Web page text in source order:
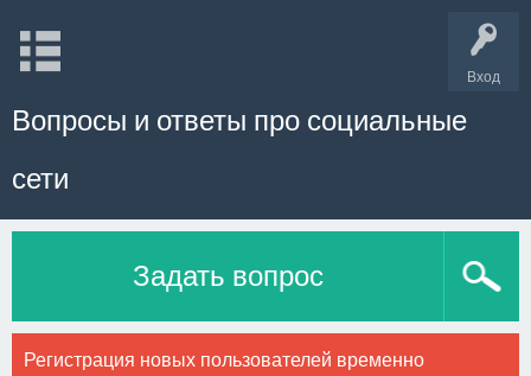
Вход
Вопросы и ответы про социальные
сети
Задать вопрос
Регистрация новых пользователей временно